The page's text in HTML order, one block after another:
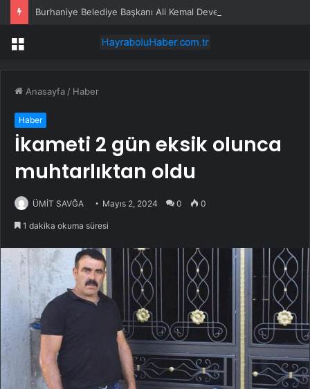
Menü
Anasayfa / Haber
Haber
İkameti 2 gün eksik olunca
muhtarlıktan oldu
ÜMİT SAVĞA Mayıs 2, 2024 0 0
1 dakika okuma süresi